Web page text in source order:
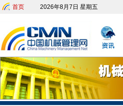
首页 2026年8月7日 星期五